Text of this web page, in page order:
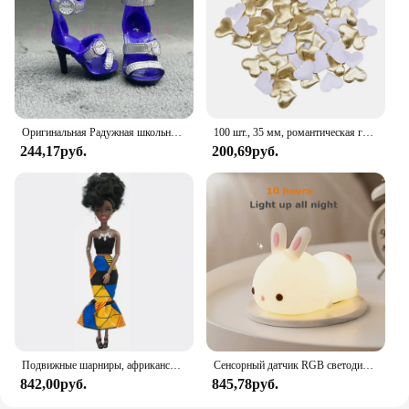
minimalistic yet elegant jewelry. Its durability and
resistance to tarnish make it a reliable choice for
everyday wear, while its adaptability ensures it
remains a timeless accessory for years to come.
Оригинальная Радужная школьная кукла, можно выбрать обувь, каблук, сапоги, игрушки для девочек «сделай сам»
244,17руб.
100 шт., 35 мм, романтическая губка, атласная ткань, лепестки в форме сердца, свадебные конфетти, настольная кровать, лепестки в форме сердца, свадебное украшение на день Святого Валентина
200,69руб.
Подвижные шарниры, африканская черная кукла для американских кукол, аксессуары, тело Nudy с одеждой для Барби, игрушка для девочки, ролевая детская игрушка, подарок
842,00руб.
Сенсорный датчик RGB светодиодный ночник с кроликом, 16 цветов, USB перезаряжаемая силиконовая лампа в виде кролика для детей, детские игрушки, подарок на фестиваль
845,78руб.